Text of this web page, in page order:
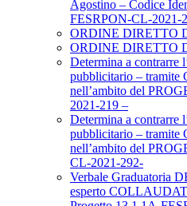
Agostino – Codice
FESRPON-CL-2021-
ORDINE DIRETTO
ORDINE DIRETTO
Determina a contrarre
pubblicitario – tramite
nell’ambito del
2021-219 –
Determina a contrarre
pubblicitario – tramite
nell’ambito del
CL-2021-292-
Verbale Graduatoria
esperto